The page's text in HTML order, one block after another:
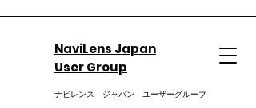
NaviLens Japan
User Group
ナビレンス ジャパン ユーザーグループ